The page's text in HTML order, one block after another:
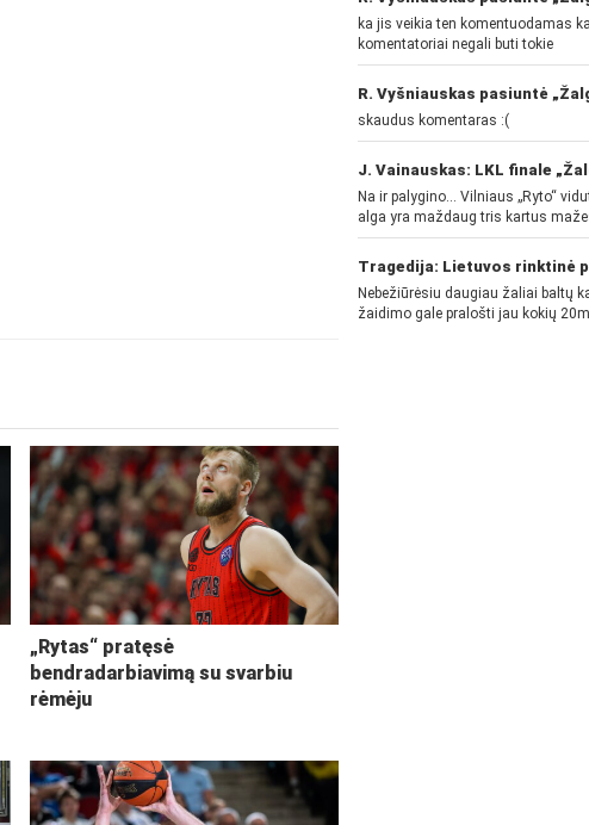
„Rytas“ pratęsė
bendradarbiavimą su svarbiu
rėmėju
ka jis veikia ten komentuodamas
komentatoriai negali buti tokie
skaudus komentaras :(
Na ir palygino... Vilniaus „Ryto“
alga yra maždaug tris kartus
„Žalgirio“... Mokama už
gerų žaidėjų...
Nebežiūrėsiu daugiau žaliai baltų
žaidimo gale pralošti jau kokių